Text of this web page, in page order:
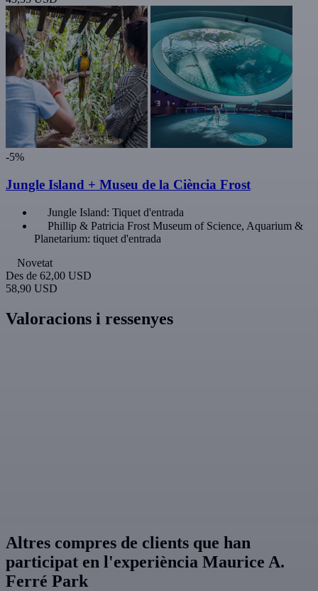
-5%
Jungle Island + Museu de la Ciència Frost
Jungle Island: Tiquet d'entrada
Phillip & Patricia Frost Museum of Science, Aquarium &
Planetarium: tiquet d'entrada
Novetat
Des de 62,00 USD
58,90 USD
Valoracions i ressenyes
Altres compres de clients que han
participat en l'experiència Maurice A.
Ferré Park